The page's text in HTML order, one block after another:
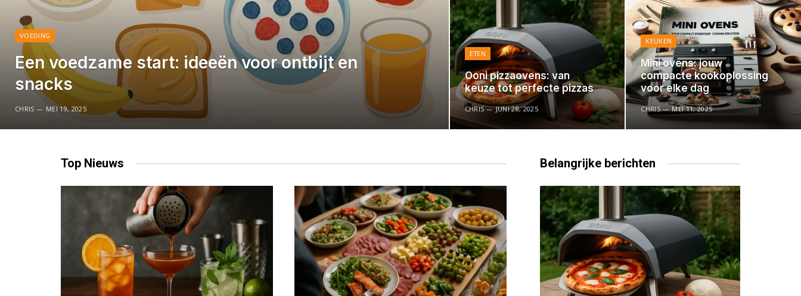
VOEDING
Een voedzame start: ideeën voor ontbijt en
snacks
CHRIS MEI 19, 2025
ETEN
Ooni pizzaovens: van
keuze tot perfecte pizzas
CHRIS JUNI 28, 2025
KEUKEN
Mini ovens: jouw
compacte kookoplossing
voor elke dag
CHRIS MEI 11, 2025
Top Nieuws Belangrijke berichten